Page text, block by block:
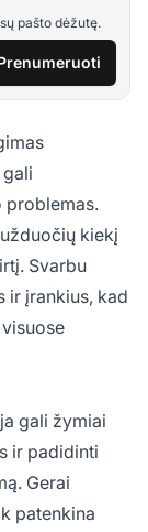
pašto dėžutę.
problemas.
kiekį
Svarbu
ir įrankius, kad
gali žymiai
ir padidinti
Gerai
patenkina